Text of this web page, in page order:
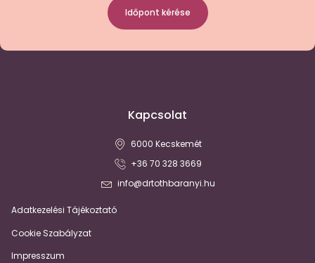
Időpont kérése
Kapcsolat
6000 Kecskemét
+36 70 328 3669
info@drtothbaranyi.hu
Adatkezelési Tájékoztató
Cookie Szabályzat
Impresszum